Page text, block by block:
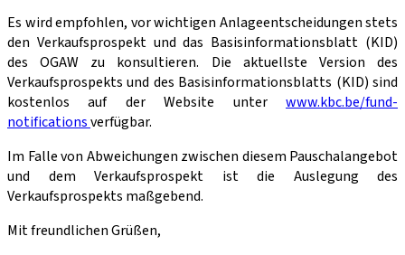
Es wird empfohlen, vor wichtigen Anlageentscheidungen stets
den Verkaufsprospekt und das Basisinformationsblatt (KID)
des OGAW zu konsultieren. Die aktuellste Version des
Verkaufsprospekts und des Basisinformationsblatts (KID) sind
kostenlos auf der Website unter www.kbc.be/fund-
notificationsverfügbar.
Im Falle von Abweichungen zwischen diesem Pauschalangebot
und dem Verkaufsprospekt ist die Auslegung des
Verkaufsprospekts maßgebend.
Mit freundlichen Grüßen,